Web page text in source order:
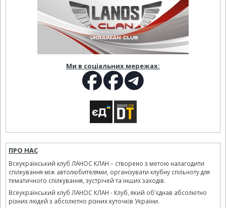
Ми в соціальних мережах:
ПРО НАС
Всеукраїнський клуб ЛАНОС КЛАН – створено з метою налагодити
спілкування між автолюбителями, організувати клубну спільноту для
тематичного спілкування, зустрічей та інших заходів.
Всеукраїнський клуб ЛАНОС КЛАН - Клуб, який об'єднав абсолютно
різних людей з абсолютно різних куточків України.